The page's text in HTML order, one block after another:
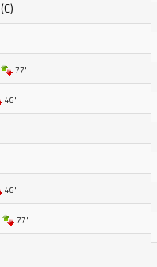
(C)
77'
46'
46'
77'